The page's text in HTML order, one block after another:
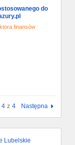
do
finansów
4 z 4 Następna
Lubelskie